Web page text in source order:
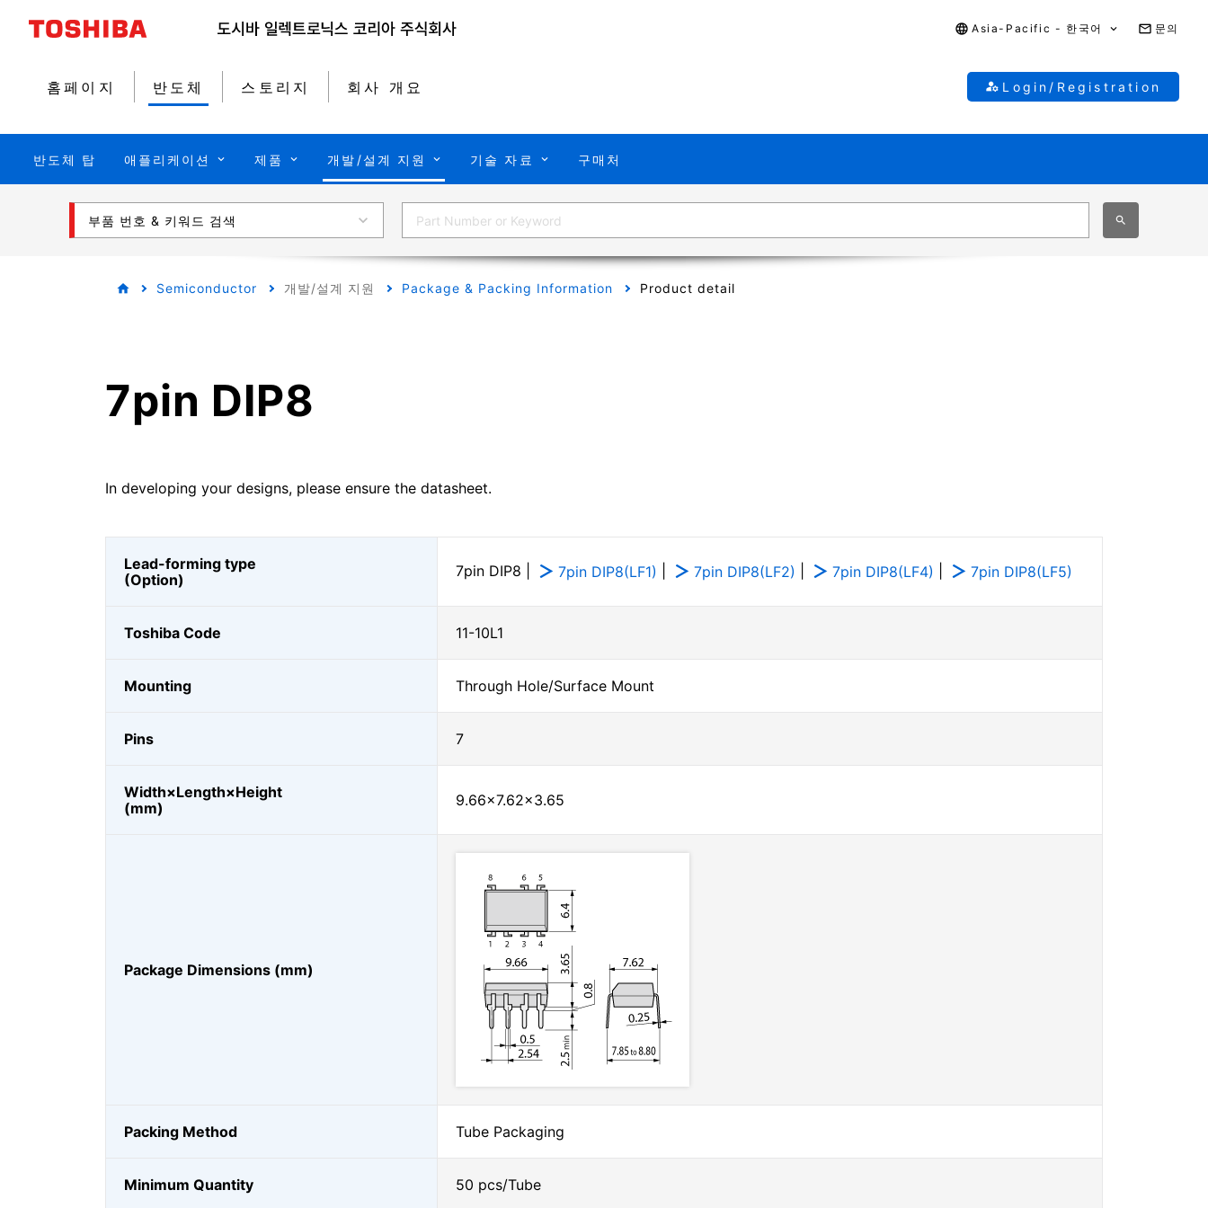
Asia-Pacific - 한국어 문의
홈페이지 반도체 스토리지 회사 개요 Login/Registration
반도체 탑 애플리케이션 제품 개발/설계 지원 기술 자료 구매처
부품 번호 & 키워드 검색
Semiconductor 개발/설계 지원 Package & Packing Information Product detail
7pin DIP8
In developing your designs, please ensure the datasheet.
Lead-forming type
(Option)
7pin DIP8 | 7pin DIP8(LF1) 7pin DIP8(LF2) 7pin DIP8(LF4) 7pin DIP8(LF5)
Toshiba Code 11-10L1
Mounting Through Hole/Surface Mount
Pins 7
Width×Length×Height
(mm)
9.66×7.62×3.65
Package Dimensions (mm)
Packing Method Tube Packaging
Minimum Quantity 50 pcs/Tube